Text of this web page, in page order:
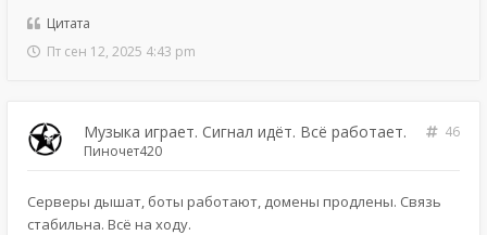
Цитата
Пт сен 12, 2025 4:43 pm
Музыка играет. Сигнал идёт. Всё работает.
46
Пиночет420
Серверы дышат, боты работают, домены продлены. Связь
стабильна. Всё на ходу.